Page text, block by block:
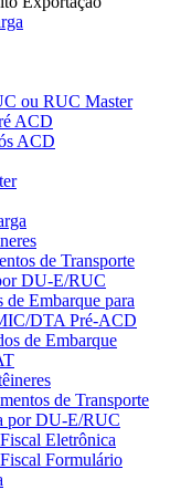
ou RUC Master
ACD
ACD
de Transporte
DU-E/RUC
Embarque para
DTA Pré-ACD
de Embarque
de Transporte
por DU-E/RUC
Eletrônica
Formulário